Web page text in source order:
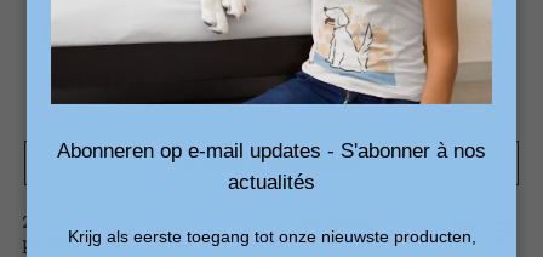
Producten getagd met
snoep voor paarden
Filters weergeven
2
producten
op
producten
Abonneren op e-mail updates - S'abonner à nos
actualités
Krijg als eerste toegang tot onze nieuwste producten,